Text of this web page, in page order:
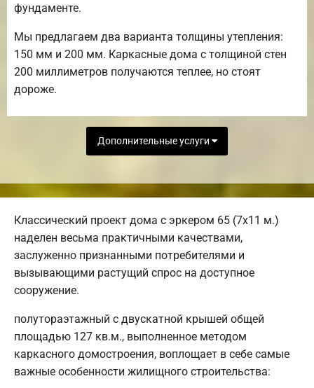
фундаменте.
Мы предлагаем два варианта толщины утепления:
150 мм и 200 мм. Каркасные дома с толщиной стен
200 миллиметров получаются теплее, но стоят
дороже.
Дополнительные услуги
Классический проект дома с эркером 65 (7х11 м.)
наделен весьма практичными качествами,
заслуженно признанными потребителями и
вызывающими растущий спрос на доступное
сооружение.
полутораэтажный с двускатной крышей общей
площадью 127 кв.м., выполненное методом
каркасного домостроения, воплощает в себе самые
важные особенности жилищного строительства: